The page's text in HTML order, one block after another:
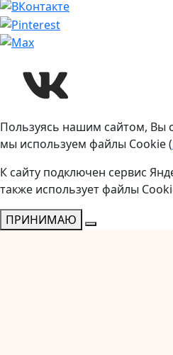
Пользуясь нашим сайтом, Вы
мы используем файлы Cookie (
К сайту подключен сервис
также использует файлы
ПРИНИМАЮ